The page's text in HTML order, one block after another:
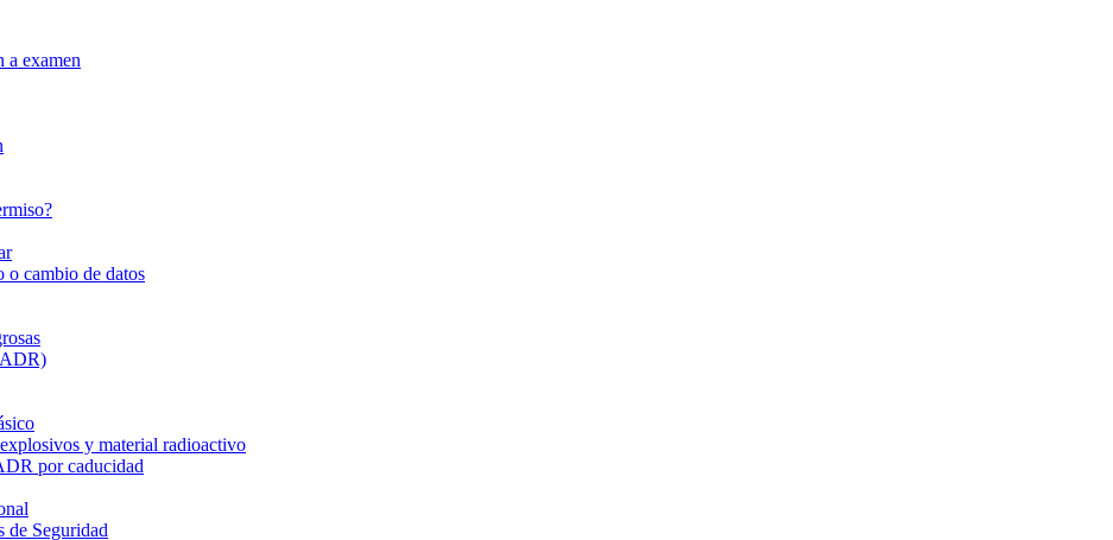
a examen
o cambio de datos
y material radioactivo
por caducidad
de Seguridad